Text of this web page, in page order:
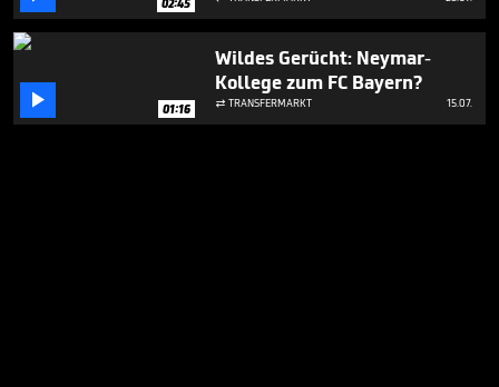
 01:16
Wildes Gerücht: Neymar-
Kollege zum FC Bayern?
 TRANSFERMARKT 15.07.